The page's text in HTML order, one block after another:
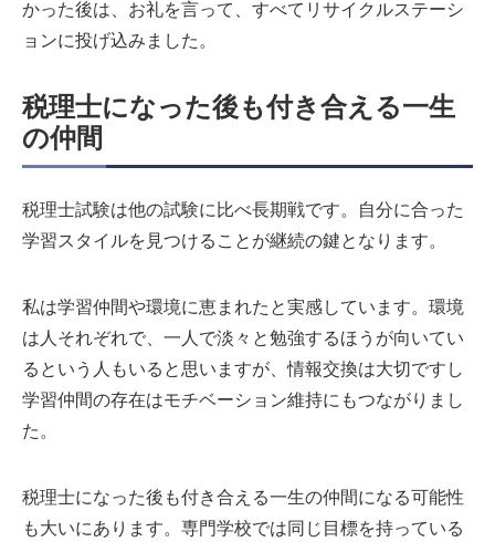
かった後は、お礼を言って、すべてリサイクルステーシ
ョンに投げ込みました。
税理士になった後も付き合える一生
の仲間
税理士試験は他の試験に比べ長期戦です。自分に合った
学習スタイルを見つけることが継続の鍵となります。
私は学習仲間や環境に恵まれたと実感しています。環境
は人それぞれで、一人で淡々と勉強するほうが向いてい
るという人もいると思いますが、情報交換は大切ですし
学習仲間の存在はモチベーション維持にもつながりまし
た。
税理士になった後も付き合える一生の仲間になる可能性
も大いにあります。専門学校では同じ目標を持っている